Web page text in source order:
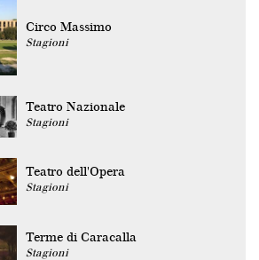
Circo Massimo
Stagioni
Teatro Nazionale
Stagioni
Teatro dell'Opera
Stagioni
Terme di Caracalla
Stagioni